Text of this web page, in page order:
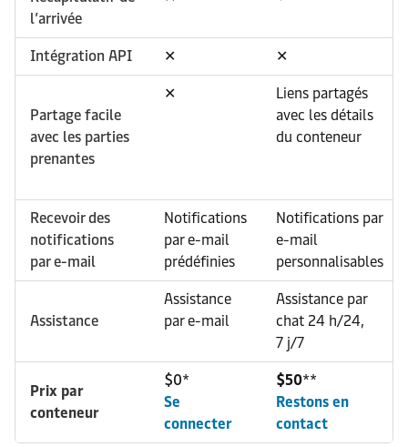
l’arrivée
Intégration API ✕ ✕
Partage facile
avec les parties
prenantes
✕
Liens partagés
avec les détails
du conteneur
Recevoir des
notifications
par e-mail
Notifications
par e-mail
prédéfinies
Notifications par
e-mail
personnalisables
Assistance
Assistance
par e-mail
Assistance par
chat 24 h/24,
7 j/7
Prix par
conteneur
$0*
Se
connecter
$50**
Restons en
contact